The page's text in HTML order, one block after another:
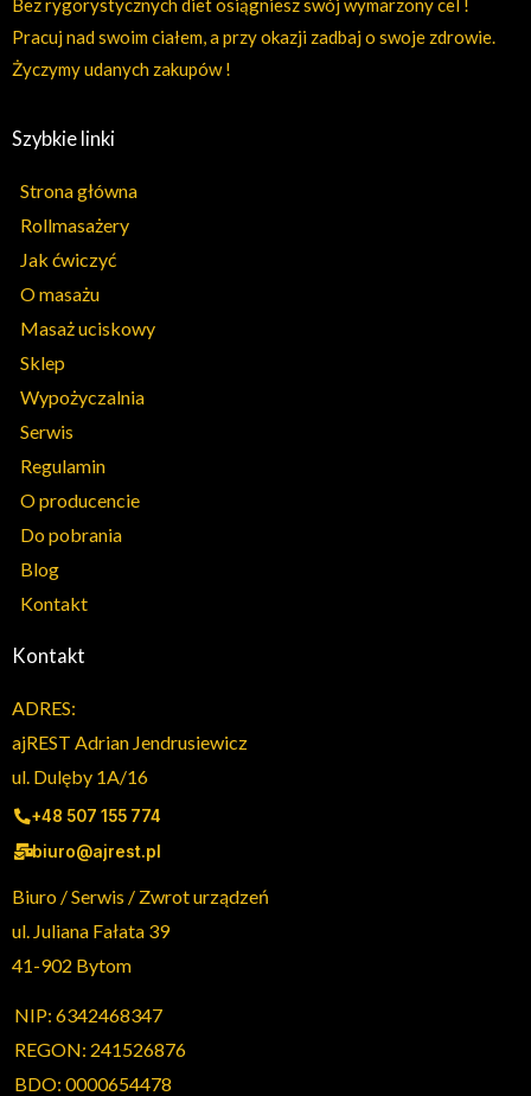
Bez rygorystycznych diet osiągniesz swój wymarzony cel !
Pracuj nad swoim ciałem, a przy okazji zadbaj o swoje zdrowie.
Życzymy udanych zakupów !
Szybkie linki
Strona główna
Rollmasażery
Jak ćwiczyć
O masażu
Masaż uciskowy
Sklep
Wypożyczalnia
Serwis
Regulamin
O producencie
Do pobrania
Blog
Kontakt
Kontakt
ADRES:
ajREST Adrian Jendrusiewicz
ul. Dulęby 1A/16
+48 507 155 774
biuro@ajrest.pl
Biuro / Serwis / Zwrot urządzeń
ul. Juliana Fałata 39
41-902 Bytom
NIP: 6342468347
REGON: 241526876
BDO: 0000654478